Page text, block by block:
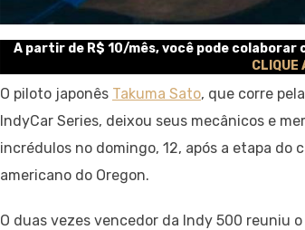
A partir de R$ 10/mês, você pode
CLIQUE
O piloto japonês Takuma Sato, que corre
IndyCar Series, deixou seus mecânicos e
incrédulos no domingo, 12, após a etapa
americano do Oregon.
O duas vezes vencedor da Indy 500 reuniu